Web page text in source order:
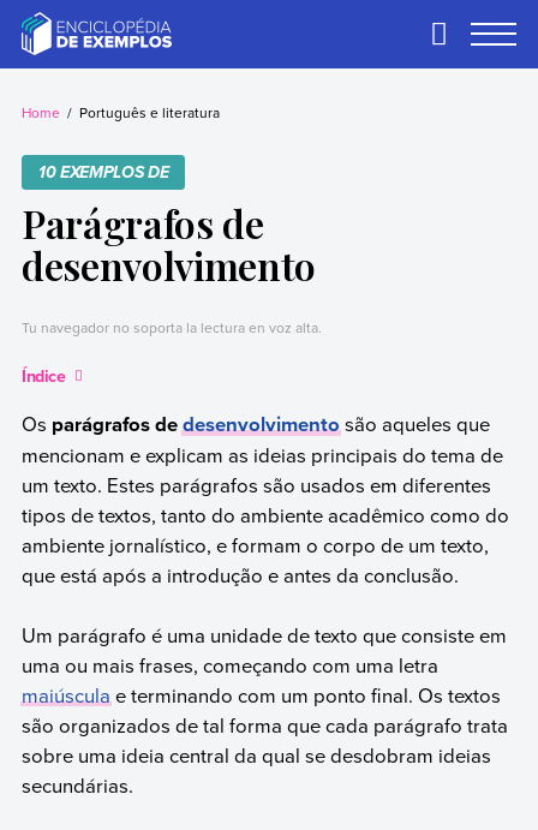
contentExemplos
Precisa de
temos.
Primary
Home Português e literatura
10 EXEMPLOS DE
Parágrafos de
desenvolvimento
Tu navegador no soporta la lectura en voz alta.
Índice
Os parágrafos dedesenvolvimentosão aqueles que
mencionam e explicam as ideias principais do tema de
um texto. Estes parágrafos são usados em diferentes
tipos de textos, tanto do ambiente acadêmico como do
ambiente jornalístico, e formam o corpo de um texto,
que está após a introdução e antes da conclusão.
Um parágrafo é uma unidade de texto que consiste em
uma ou mais frases, começando com uma letra
maiúsculae terminando com um ponto final. Os textos
são organizados de tal forma que cada parágrafo trata
sobre uma ideia central da qual se desdobram ideias
secundárias.